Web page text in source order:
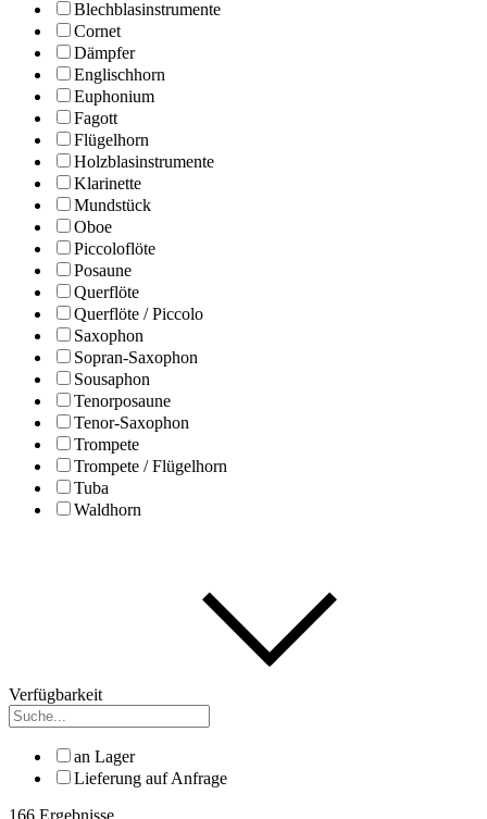
Blechblasinstrumente
Cornet
Dämpfer
Englischhorn
Euphonium
Fagott
Flügelhorn
Holzblasinstrumente
Klarinette
Mundstück
Oboe
Piccoloflöte
Posaune
Querflöte
Querflöte / Piccolo
Saxophon
Sopran-Saxophon
Sousaphon
Tenorposaune
Tenor-Saxophon
Trompete
Trompete / Flügelhorn
Tuba
Waldhorn
Verfügbarkeit
an Lager
Lieferung auf Anfrage
166 Ergebnisse